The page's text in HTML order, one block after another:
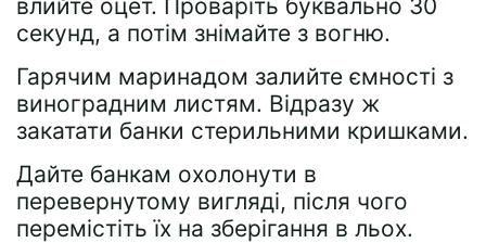
влийте оцет. Проваріть буквально 30
секунд, а потім знімайте з вогню.
Гарячим маринадом залийте ємності з
виноградним листям. Відразу ж
закатати банки стерильними кришками.
Дайте банкам охолонути в
перевернутому вигляді, після чого
перемістіть їх на зберігання в льох.